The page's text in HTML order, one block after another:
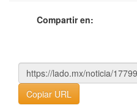
Compartir en:
Copiar URL